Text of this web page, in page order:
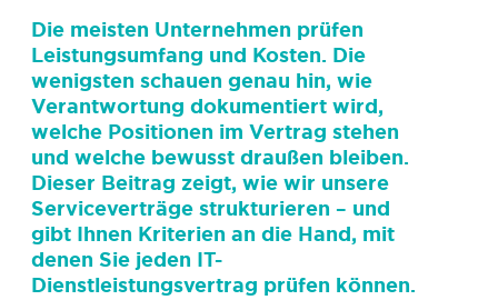
Die meisten Unternehmen prüfen
Leistungsumfang und Kosten. Die
wenigsten schauen genau hin, wie
Verantwortung dokumentiert wird,
welche Positionen im Vertrag stehen
und welche bewusst draußen bleiben.
Dieser Beitrag zeigt, wie wir unsere
Serviceverträge strukturieren – und
gibt Ihnen Kriterien an die Hand, mit
denen Sie jeden IT-
Dienstleistungsvertrag prüfen können.